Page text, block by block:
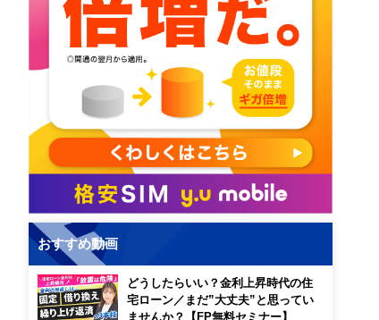
おすすめ動画
どうしたらいい？金利上昇時代の住
宅ローン／まだ”大丈夫”と思ってい
ませんか？【FP無料セミナー】